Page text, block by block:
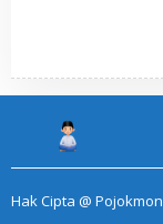
Hak Cipta @